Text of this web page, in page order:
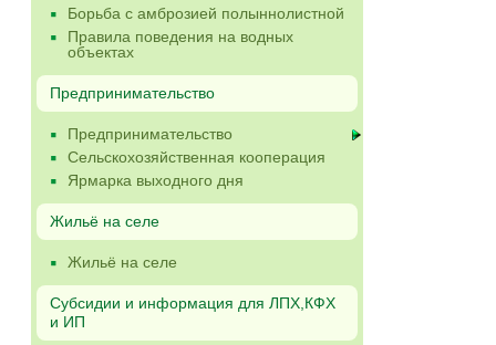
Борьба с амброзией полыннолистной
Правила поведения на водных
объектах
Предпринимательство
Предпринимательство
Сельскохозяйственная кооперация
Ярмарка выходного дня
Жильё на селе
Жильё на селе
Субсидии и информация для ЛПХ,КФХ
и ИП